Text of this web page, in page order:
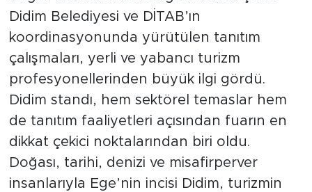
Didim Belediyesi ve DİTAB’ın
koordinasyonunda yürütülen tanıtım
çalışmaları, yerli ve yabancı turizm
profesyonellerinden büyük ilgi gördü.
Didim standı, hem sektörel temaslar hem
de tanıtım faaliyetleri açısından fuarın en
dikkat çekici noktalarından biri oldu.
Doğası, tarihi, denizi ve misafirperver
insanlarıyla Ege’nin incisi Didim, turizmin